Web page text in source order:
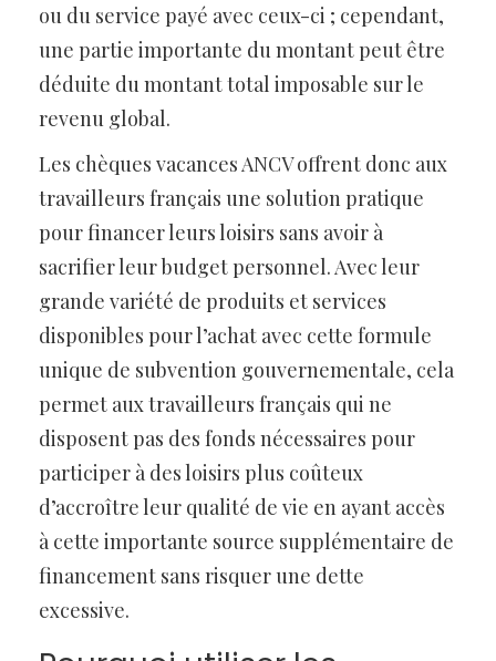
ou du service payé avec ceux-ci ; cependant,
une partie importante du montant peut être
déduite du montant total imposable sur le
revenu global.
Les chèques vacances ANCV offrent donc aux
travailleurs français une solution pratique
pour financer leurs loisirs sans avoir à
sacrifier leur budget personnel. Avec leur
grande variété de produits et services
disponibles pour l’achat avec cette formule
unique de subvention gouvernementale, cela
permet aux travailleurs français qui ne
disposent pas des fonds nécessaires pour
participer à des loisirs plus coûteux
d’accroître leur qualité de vie en ayant accès
à cette importante source supplémentaire de
financement sans risquer une dette
excessive.